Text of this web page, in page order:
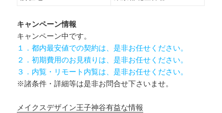
キャンペーン情報
キャンペーン中です。
１．都内最安値での契約は、是非お任せください。
２．初期費用のお見積りは、是非お任せください。
３．内覧・リモート内覧は、是非お任せください。
※諸条件・詳細等は是非お問合せ下さいませ。
メイクスデザイン王子神谷有益な情報